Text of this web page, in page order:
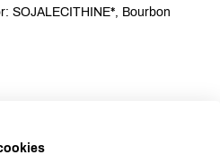
SOJALECITHINE*, Bourbon